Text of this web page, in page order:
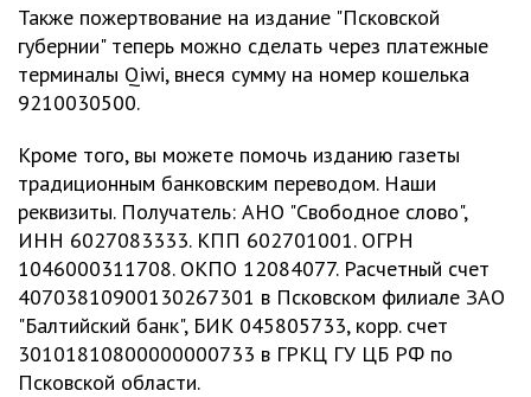
Также пожертвование на издание "Псковской
губернии" теперь можно сделать через платежные
терминалы Qiwi, внеся сумму на номер кошелька
9210030500.
Кроме того, вы можете помочь изданию газеты
традиционным банковским переводом. Наши
реквизиты. Получатель: АНО "Свободное слово",
ИНН 6027083333. КПП 602701001. ОГРН
1046000311708. ОКПО 12084077. Расчетный счет
40703810900130267301 в Псковском филиале ЗАО
"Балтийский банк", БИК 045805733, корр. счет
30101810800000000733 в ГРКЦ ГУ ЦБ РФ по
Псковской области.